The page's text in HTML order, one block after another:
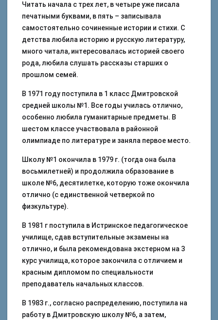
Читать начала с трех лет, в четыре уже писала
печатными буквами, в пять – записывала
самостоятельно сочиненные истории и стихи. С
детства любила историю и русскую литературу,
много читала, интересовалась историей своего
рода, любила слушать рассказы старших о
прошлом семей.
В 1971 году поступила в 1 класс Дмитровской
средней школы №1. Все годы училась отлично,
особенно любила гуманитарные предметы. В
шестом классе участвовала в районной
олимпиаде по литературе и заняла первое место.
Школу №1 окончила в 1979 г. (тогда она была
восьмилетней) и продолжила образование в
школе №6, десятилетке, которую тоже окончила
отлично (с единственной четверкой по
физкультуре).
В 1981 г поступила в Истринское педагогическое
училище, сдав вступительные экзамены на
отлично, и была рекомендована экстерном на 3
курс училища, которое закончила с отличием и
красным дипломом по специальности
преподаватель начальных классов.
В 1983 г., согласно распределению, поступила на
работу в Дмитровскую школу №6, а затем,